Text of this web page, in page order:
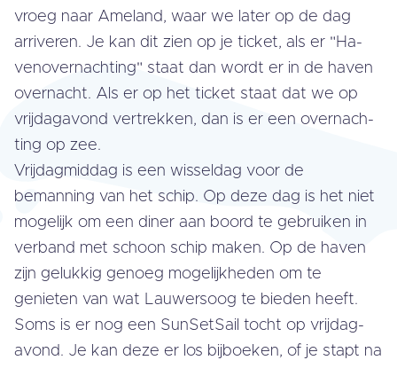
vroeg naar Ameland, waar we later op de dag
arriveren. Je kan dit zien op je ticket, als er "Ha­
ven­over­nach­ting" staat dan wordt er in de haven
overnacht. Als er op het ticket staat dat we op
vrij­dag­avond ver­trek­ken, dan is er een over­nach­
ting op zee.
Vrij­dag­mid­dag is een wisseldag voor de
bemanning van het schip. Op deze dag is het niet
mogelijk om een diner aan boord te gebruiken in
verband met schoon schip maken. Op de haven
zijn gelukkig genoeg mo­ge­lijk­he­den om te
genieten van wat Lau­wers­oog te bieden heeft.
Soms is er nog een Sun­Set­Sail tocht op vrij­dag­
avond. Je kan deze er los bijboeken, of je stapt na